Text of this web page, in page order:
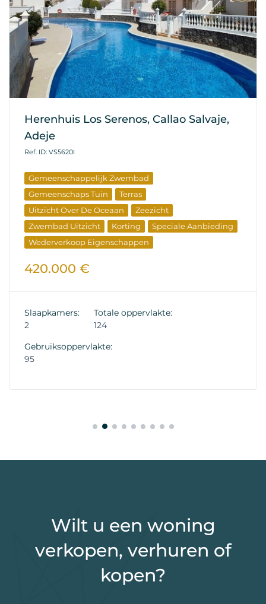
Herenhuis Los Serenos, Callao Salvaje,
Adeje
Ref. ID: VS5620I
Gemeenschappelijk Zwembad
Gemeenschaps Tuin
Terras
Uitzicht Over De Oceaan
Zeezicht
Zwembad Uitzicht
Korting
Speciale Aanbieding
Wederverkoop Eigenschappen
420.000 €
Slaapkamers:
2
Totale oppervlakte:
124
Gebruiksoppervlakte:
95
Wilt u een woning
verkopen, verhuren of
kopen?